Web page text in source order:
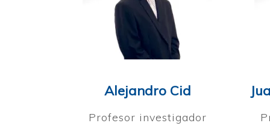
Alejandro Cid
Profesor investigador